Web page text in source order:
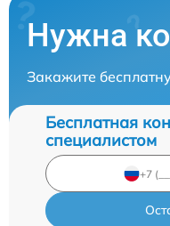
Нужна
Закажите
Бесплатная
специалистом